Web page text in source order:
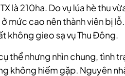
là 210ha. Do vụ lúa hè thu
mức cao nên thành viên bị
không gieo sạ vụ Thu Đông.
thể nhưng nhìn chung, tình
không hiếm gặp. Nguyên